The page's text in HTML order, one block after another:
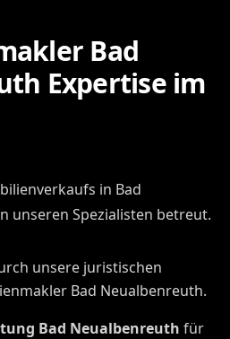
Bad
Expertise im
in Bad
unseren Spezialisten betreut.
unsere juristischen
Bad Neualbenreuth.
Bad Neualbenreuth für